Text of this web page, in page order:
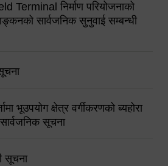
Terminal निर्माण परियोजनाको
सार्वजनिक सुनुवाई सम्बन्धी
भूउपयोग क्षेत्र वर्गीकरणको ब्यहोरा
सूचना
सूचना